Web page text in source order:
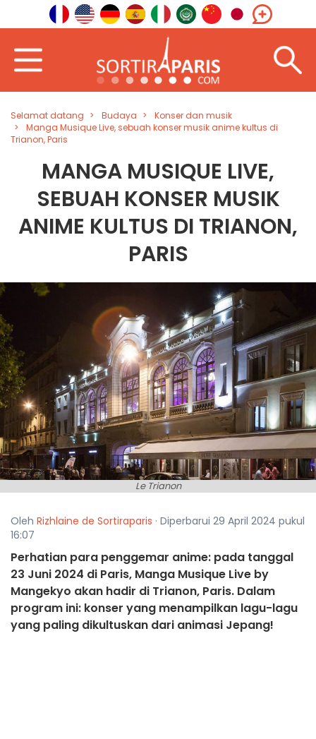
Selamat datang Budaya
Konser dan musik
Manga Musique Live, sebuah konser musik anime kultus di
Trianon, Paris
MANGA MUSIQUE LIVE,
SEBUAH KONSER MUSIK
ANIME KULTUS DI TRIANON,
PARIS
Le Trianon
Oleh Rizhlaine de Sortiraparis · Diperbarui 29 April 2024 pukul
16:07
Perhatian para penggemar anime: pada tanggal
23 Juni 2024 di Paris, Manga Musique Live by
Mangekyo akan hadir di Trianon, Paris. Dalam
program ini: konser yang menampilkan lagu-lagu
yang paling dikultuskan dari animasi Jepang!